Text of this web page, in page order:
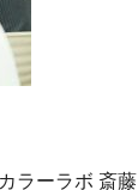
ラーラボ 斎藤